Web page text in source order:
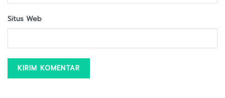
Situs Web